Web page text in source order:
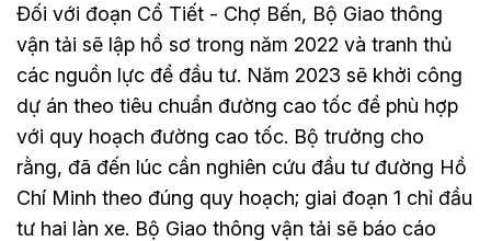
Đối với đoạn Cổ Tiết - Chợ Bến, Bộ Giao thông
vận tải sẽ lập hồ sơ trong năm 2022 và tranh thủ
các nguồn lực để đầu tư. Năm 2023 sẽ khởi công
dự án theo tiêu chuẩn đường cao tốc để phù hợp
với quy hoạch đường cao tốc. Bộ trưởng cho
rằng, đã đến lúc cần nghiên cứu đầu tư đường Hồ
Chí Minh theo đúng quy hoạch; giai đoạn 1 chỉ đầu
tư hai làn xe. Bộ Giao thông vận tải sẽ báo cáo